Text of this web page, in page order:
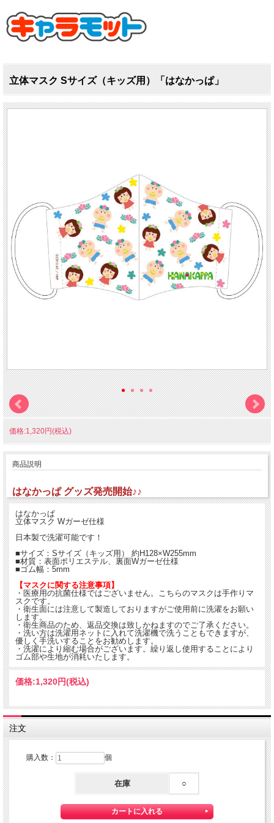
立体マスク Sサイズ（キッズ用）「はなかっぱ」
価格:1,320円(税込)
商品説明
はなかっぱ グッズ発売開始♪♪
はなかっぱ
立体マスク Wガーゼ仕様
日本製で洗濯可能です！
■サイズ：Sサイズ（キッズ用） 約H128×W255mm
■材質：表面ポリエステル、裏面Wガーゼ仕様
■ゴム幅：5mm
【マスクに関する注意事項】
・医療用の抗菌仕様ではございません。こちらのマスクは手作りマ
スクです。
・衛生面には注意して製造しておりますがご使用前に洗濯をお願い
します。
・衛生商品のため、返品交換は致しかねますのでご了承ください。
・洗い方は洗濯用ネットに入れて洗濯機で洗うこともできますが、
優しく手洗いすることをお勧めします。
・洗濯により縮む場合がございます。繰り返し使用することにより
ゴム部や生地が消耗いたします。
価格:1,320円(税込)
注文
購入数： 個
在庫 ○